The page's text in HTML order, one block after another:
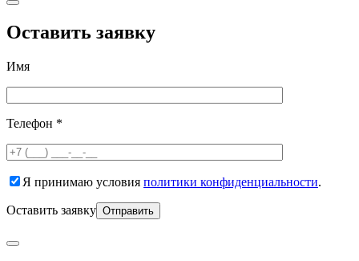
Оставить заявку
Имя
Телефон *
Я принимаю условия политики конфиденциальности.
Оставить заявку